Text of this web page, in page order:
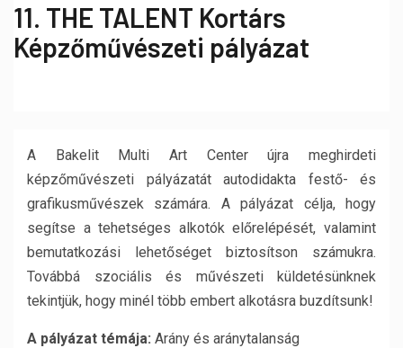
11. THE TALENT Kortárs
Képzőművészeti pályázat
A Bakelit Multi Art Center újra meghirdeti
képzőművészeti pályázatát autodidakta festő- és
grafikusművészek számára. A pályázat célja, hogy
segítse a tehetséges alkotók előrelépését, valamint
bemutatkozási lehetőséget biztosítson számukra.
Továbbá szociális és művészeti küldetésünknek
tekintjük, hogy minél több embert alkotásra buzdítsunk!
A pályázat témája: Arány és aránytalanság